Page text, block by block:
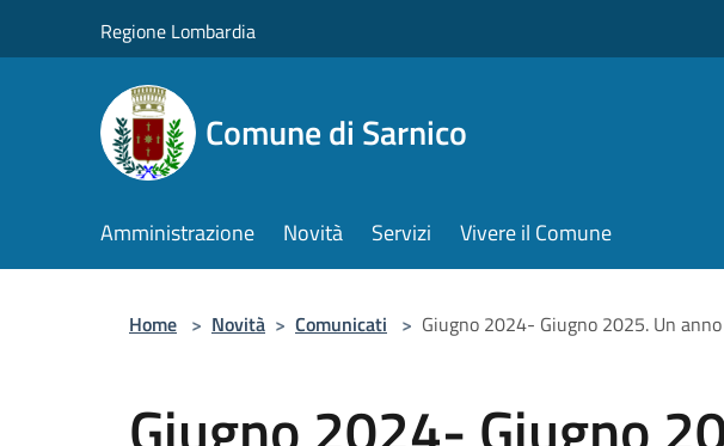
Regione Lombardia
Comune di Sarnico
Amministrazione Novità Servizi Vivere il Comune
Home > Novità > Comunicati > Giugno 2024- Giugno 2025. Un